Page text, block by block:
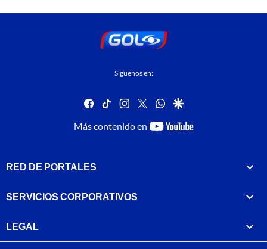
Síguenos en:
facebook
tiktok instagram
twitterwhatsapp
google
Más contenido en
youtube-
RED DE PORTALES
SERVICIOS CORPORATIVOS
LEGAL